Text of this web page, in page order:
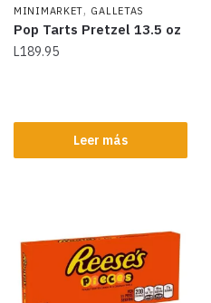
MINIMARKET, GALLETAS
Pop Tarts Pretzel 13.5 oz
L189.95
Leer más